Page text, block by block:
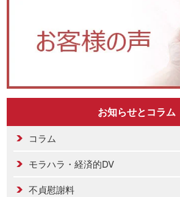
お知らせとコラム
コラム
モラハラ・経済的DV
不貞慰謝料